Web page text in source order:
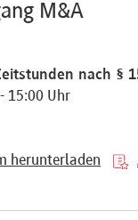
M&A
nach §
15:00 Uhr
herunterladen